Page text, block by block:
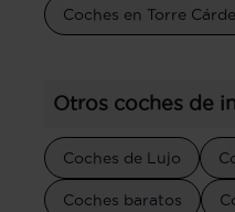
Coches en Torre
Otros coches de
Coches de Lujo
Coches baratos